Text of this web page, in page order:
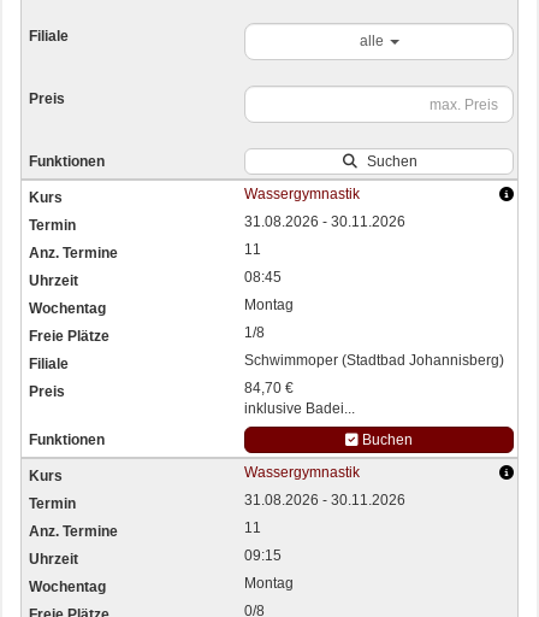
alle
Suchen
Wassergymnastik
31.08.2026 - 30.11.2026
11
08:45
Montag
1/8
Schwimmoper (Stadtbad Johannisberg)
84,70 €
inklusive Badei...
Buchen
Wassergymnastik
31.08.2026 - 30.11.2026
11
09:15
Montag
0/8